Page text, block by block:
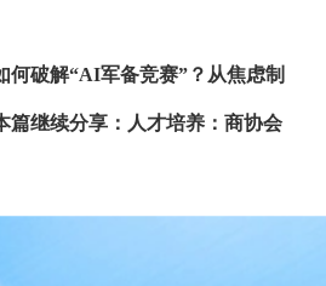
何破解“AI军备竞赛”？从焦虑制
篇继续分享： 人才培养：商协会